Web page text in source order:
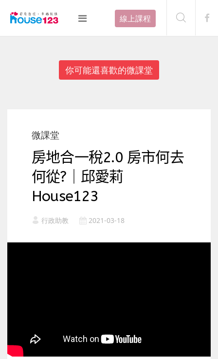
線上課程
你可能還喜歡的微課堂
微課堂
房地合一稅2.0 房市何去
何從?｜邱愛莉
House123
行政助教 2021-03-18